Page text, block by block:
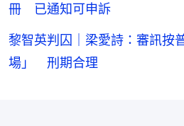
冊 已通知可申訴
黎智英判囚｜梁愛詩：審訊按
場」 刑期合理